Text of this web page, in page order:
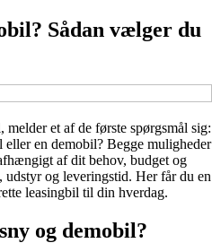
Sådan vælger du
et af de første spørgsmål sig:
en demobil? Begge muligheder
af dit behov, budget og
og leveringstid. Her får du en
leasingbil til din hverdag.
og demobil?